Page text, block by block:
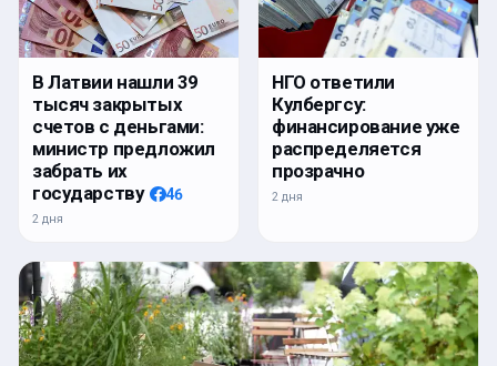
В Латвии нашли 39
тысяч закрытых
счетов с деньгами:
министр предложил
забрать их
государству
46
2 дня
НГО ответили
Кулбергсу:
финансирование уже
распределяется
прозрачно
2 дня